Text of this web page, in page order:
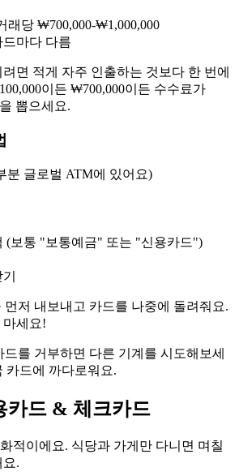
래당 ₩700,000-₩1,000,000
마다 다름
면 적게 자주 인출하는 것보다 한 번에
이든 ₩700,000이든 수수료가
뽑으세요.
분 글로벌 ATM에 있어요)
(보통 "보통예금" 또는 "신용카드")
먼저 내보내고 카드를 나중에 돌려줘요.
마세요!
드를 거부하면 다른 기계를 시도해보세
카드에 까다로워요.
카드 & 체크카드
적이에요. 식당과 가게만 다니면 며칠
요.